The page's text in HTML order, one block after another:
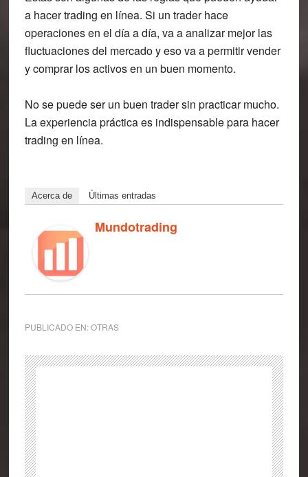
a hacer trading en línea. Si un trader hace
operaciones en el día a día, va a analizar mejor las
fluctuaciones del mercado y eso va a permitir vender
y comprar los activos en un buen momento.
No se puede ser un buen trader sin practicar mucho.
La experiencia práctica es indispensable para hacer
trading en línea.
Acerca de Últimas entradas
Mundotrading
PUBLICADO EN:OTRAS